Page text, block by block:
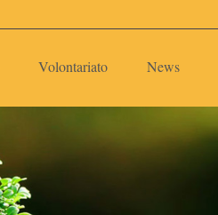
Volontariato News